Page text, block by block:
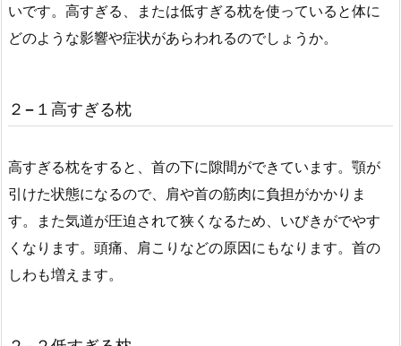
いです。高すぎる、または低すぎる枕を使っていると体に
どのような影響や症状があらわれるのでしょうか。
２−１高すぎる枕
高すぎる枕をすると、首の下に隙間ができています。顎が
引けた状態になるので、肩や首の筋肉に負担がかかりま
す。また気道が圧迫されて狭くなるため、いびきがでやす
くなります。頭痛、肩こりなどの原因にもなります。首の
しわも増えます。